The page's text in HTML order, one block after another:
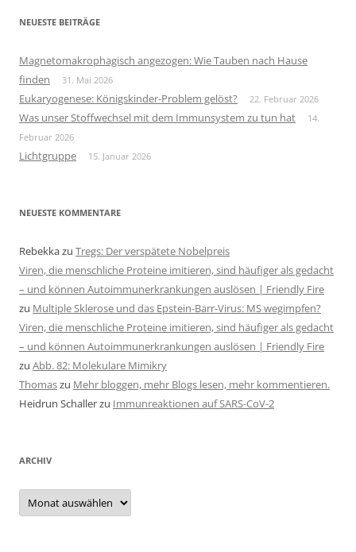
NEUESTE BEITRÄGE
Magnetomakrophagisch angezogen: Wie Tauben nach Hause
finden
31. Mai 2026
Eukaryogenese: Königskinder-Problem gelöst? 22. Februar 2026
Was unser Stoffwechsel mit dem Immunsystem zu tun hat
14.
Februar 2026
Lichtgruppe 15. Januar 2026
NEUESTE KOMMENTARE
Rebekkazu Tregs: Der verspätete Nobelpreis
Viren, die menschliche Proteine imitieren, sind häufiger als gedacht
– und können Autoimmunerkrankungen auslösen | Friendly Fire
zu Multiple Sklerose und das Epstein-Barr-Virus: MS wegimpfen?
Viren, die menschliche Proteine imitieren, sind häufiger als gedacht
– und können Autoimmunerkrankungen auslösen | Friendly Fire
zu Abb. 82: Molekulare Mimikry
Thomaszu Mehr bloggen, mehr Blogs lesen, mehr kommentieren.
Heidrun Schallerzu Immunreaktionen auf SARS-CoV-2
ARCHIV
Archiv